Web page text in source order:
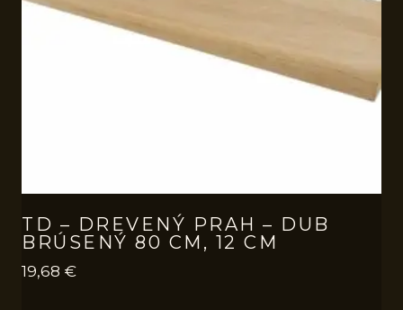
TD – DREVENÝ PRAH – DUB
BRÚSENÝ 80 CM, 12 CM
19,68 €